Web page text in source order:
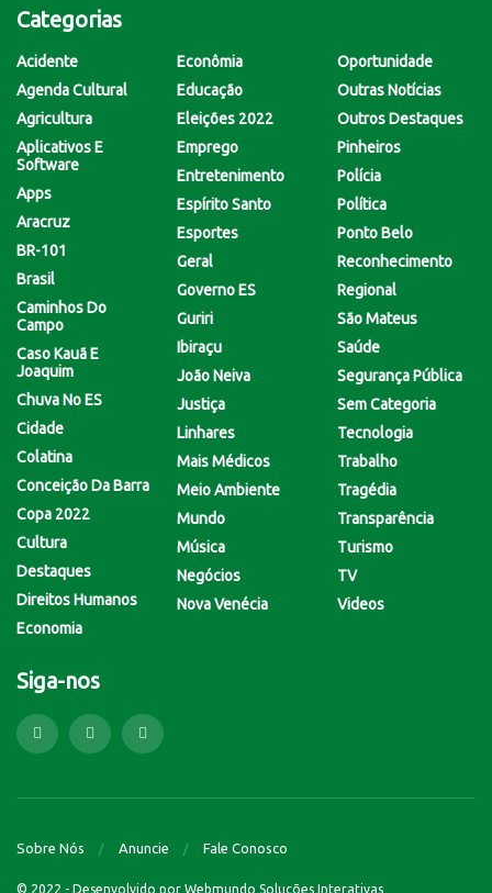
Categorias
Acidente
Agenda Cultural
Agricultura
Aplicativos E
Software
Apps
Aracruz
BR-101
Brasil
Caminhos Do
Campo
Caso Kauã E
Joaquim
Chuva No ES
Cidade
Colatina
Conceição Da Barra
Copa 2022
Cultura
Destaques
Direitos Humanos
Economia
Econômia
Educação
Eleições 2022
Emprego
Entretenimento
Espírito Santo
Esportes
Geral
Governo ES
Guriri
Ibiraçu
João Neiva
Justiça
Linhares
Mais Médicos
Meio Ambiente
Mundo
Música
Negócios
Nova Venécia
Oportunidade
Outras Notícias
Outros Destaques
Pinheiros
Polícia
Política
Ponto Belo
Reconhecimento
Regional
São Mateus
Saúde
Segurança Pública
Sem Categoria
Tecnologia
Trabalho
Tragédia
Transparência
Turismo
TV
Videos
Siga-nos
Sobre Nós Anuncie Fale Conosco
© 2022 - Desenvolvido por Webmundo Soluções Interativas